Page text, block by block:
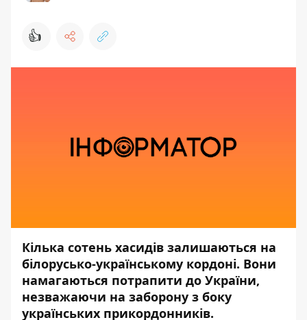
👍
Кілька сотень хасидів залишаються на
білорусько-українському кордоні. Вони
намагаються потрапити до України,
незважаючи на заборону з боку
українських прикордонників.